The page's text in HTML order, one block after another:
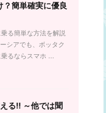
簡単確実に優良
る簡単な方法を解説
シアでも、ボッタク
るならスマホ ...
る!! ～他では聞
ト良◎ママチキは50RM札が大好
リンギ ...